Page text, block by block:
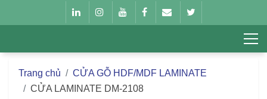
Trang chủ
CỬA GỖ HDF/MDF LAMINATE
CỬA LAMINATE DM-2108